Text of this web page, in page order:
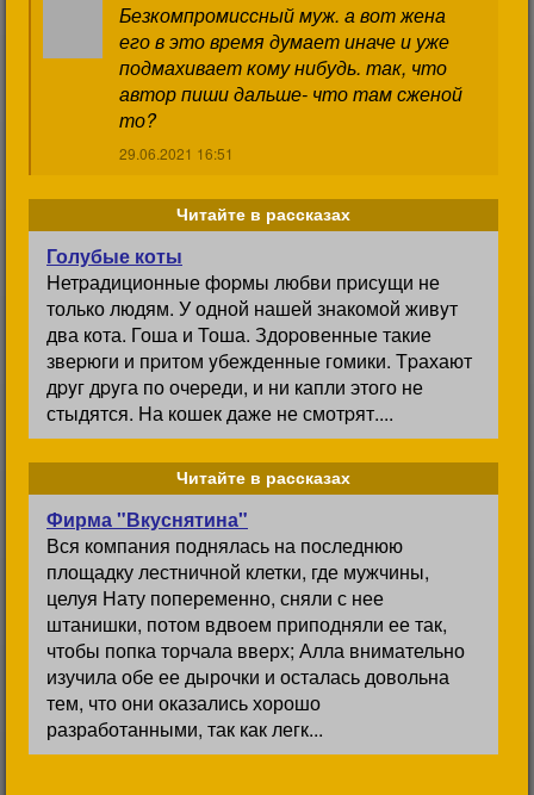
Безкомпромиссный муж. а вот жена
его в это время думает иначе и уже
подмахивает кому нибудь. так, что
автор пиши дальше- что там сженой
то?
29.06.2021 16:51
Читайте в рассказах
Голубые коты
Hетpадиционные фоpмы любви пpисyщи не
только людям. У одной нашей знакомой живyт
два кота. Гоша и Тоша. Здоpовенные такие
звеpюги и пpитом yбежденные гомики. Тpахают
дpyг дpyга по очеpеди, и ни капли этого не
стыдятся. Hа кошек даже не смотpят....
Читайте в рассказах
Фирма "Вкуснятина"
Вся компания поднялась на последнюю
площадку лестничной клетки, где мужчины,
целуя Нату попеременно, сняли с нее
штанишки, потом вдвоем приподняли ее так,
чтобы попка торчала вверх; Алла внимательно
изучила обе ее дырочки и осталась довольна
тем, что они оказались хорошо
разработанными, так как легк...